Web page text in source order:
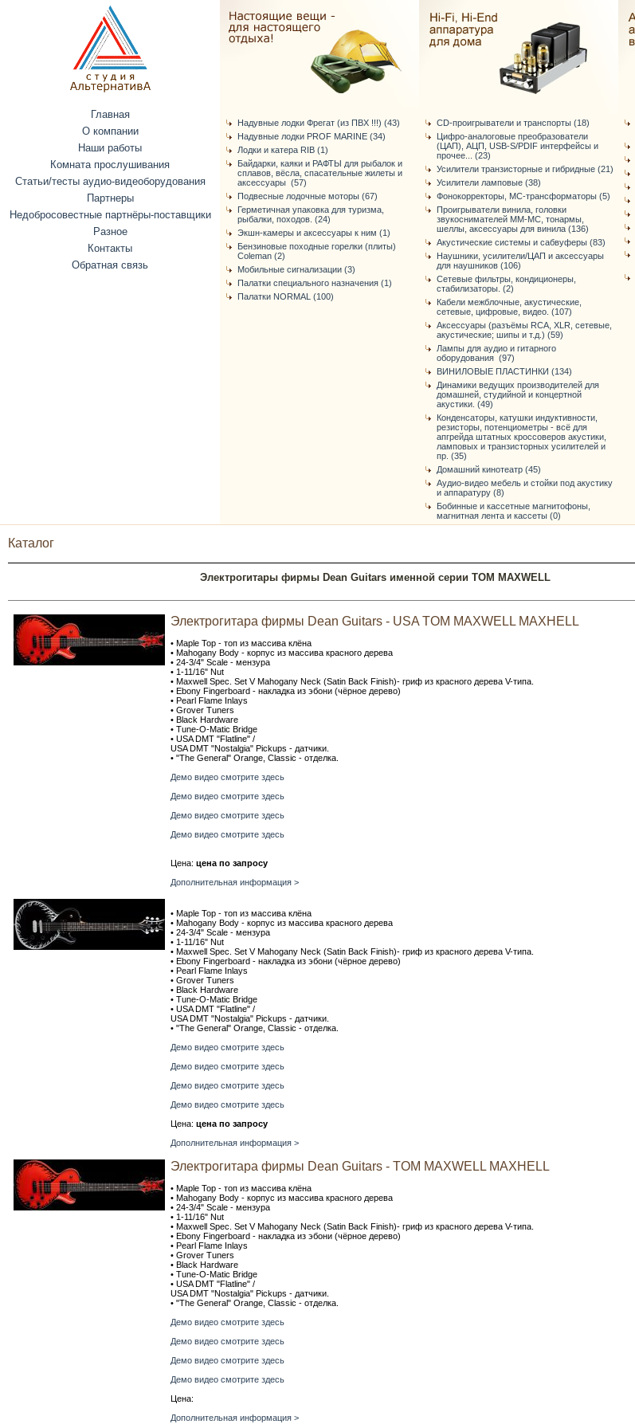
Главная
О компании
Наши работы
Комната прослушивания
Статьи/тесты аудио-видеоборудования
Партнеры
Недобросовестные партнёры-поставщики
Разное
Контакты
Обратная связь
Надувные лодки Фрегат (из ПВХ !!!) (43)
Надувные лодки PROF MARINE (34)
Лодки и катера RIB (1)
Байдарки, каяки и РАФТЫ для рыбалок и
сплавов, вёсла, спасательные жилеты и
аксессуары (57)
Подвесные лодочные моторы (67)
Герметичная упаковка для туризма,
рыбалки, походов. (24)
Экшн-камеры и аксессуары к ним (1)
Бензиновые походные горелки (плиты)
Coleman (2)
Мобильные сигнализации (3)
Палатки специального назначения (1)
Палатки NORMAL (100)
CD-проигрыватели и транспорты (18)
Цифро-аналоговые преобразователи
(ЦАП), АЦП, USB-S/PDIF интерфейсы и
прочее... (23)
Усилители транзисторные и гибридные (21)
Усилители ламповые (38)
Фонокорректоры, МС-трансформаторы (5)
Проигрыватели винила, головки
звукоснимателей ММ-МС, тонармы,
шеллы, аксессуары для винила (136)
Акустические системы и сабвуферы (83)
Наушники, усилители/ЦАП и аксессуары
для наушников (106)
Сетевые фильтры, кондиционеры,
стабилизаторы. (2)
Кабели межблочные, акустические,
сетевые, цифровые, видео. (107)
Аксессуары (разъёмы RCA, XLR, сетевые,
акустические; шипы и т.д.) (59)
Лампы для аудио и гитарного
оборудования (97)
ВИНИЛОВЫЕ ПЛАСТИНКИ (134)
Динамики ведущих производителей для
домашней, студийной и концертной
акустики. (49)
Конденсаторы, катушки индуктивности,
резисторы, потенциометры - всё для
апгрейда штатных кроссоверов акустики,
ламповых и транзисторных усилителей и
пр. (35)
Домашний кинотеатр (45)
Аудио-видео мебель и стойки под акустику
и аппаратуру (8)
Бобинные и кассетные магнитофоны,
магнитная лента и кассеты (0)
Каталог
Электрогитары фирмы Dean Guitars именной серии TOM MAXWELL
Электрогитара фирмы Dean Guitars - USA TOM MAXWELL MAXHELL
• Maple Top - топ из массива клёна
• Mahogany Body - корпус из массива красного дерева
• 24-3/4" Scale - мензура
• 1-11/16" Nut
• Maxwell Spec. Set V Mahogany Neck (Satin Back Finish)- гриф из красного дерева V-типа.
• Ebony Fingerboard - накладка из эбони (чёрное дерево)
• Pearl Flame Inlays
• Grover Tuners
• Black Hardware
• Tune-O-Matic Bridge
• USA DMT "Flatline" /
USA DMT "Nostalgia" Pickups - датчики.
• "The General" Orange, Classic - отделка.
Демо видео смотрите здесь
Демо видео смотрите здесь
Демо видео смотрите здесь
Демо видео смотрите здесь
Цена: цена по запросу
Дополнительная информация >
• Maple Top - топ из массива клёна
• Mahogany Body - корпус из массива красного дерева
• 24-3/4" Scale - мензура
• 1-11/16" Nut
• Maxwell Spec. Set V Mahogany Neck (Satin Back Finish)- гриф из красного дерева V-типа.
• Ebony Fingerboard - накладка из эбони (чёрное дерево)
• Pearl Flame Inlays
• Grover Tuners
• Black Hardware
• Tune-O-Matic Bridge
• USA DMT "Flatline" /
USA DMT "Nostalgia" Pickups - датчики.
• "The General" Orange, Classic - отделка.
Демо видео смотрите здесь
Демо видео смотрите здесь
Демо видео смотрите здесь
Демо видео смотрите здесь
Цена: цена по запросу
Дополнительная информация >
Электрогитара фирмы Dean Guitars - TOM MAXWELL MAXHELL
• Maple Top - топ из массива клёна
• Mahogany Body - корпус из массива красного дерева
• 24-3/4" Scale - мензура
• 1-11/16" Nut
• Maxwell Spec. Set V Mahogany Neck (Satin Back Finish)- гриф из красного дерева V-типа.
• Ebony Fingerboard - накладка из эбони (чёрное дерево)
• Pearl Flame Inlays
• Grover Tuners
• Black Hardware
• Tune-O-Matic Bridge
• USA DMT "Flatline" /
USA DMT "Nostalgia" Pickups - датчики.
• "The General" Orange, Classic - отделка.
Демо видео смотрите здесь
Демо видео смотрите здесь
Демо видео смотрите здесь
Демо видео смотрите здесь
Цена:
Дополнительная информация >